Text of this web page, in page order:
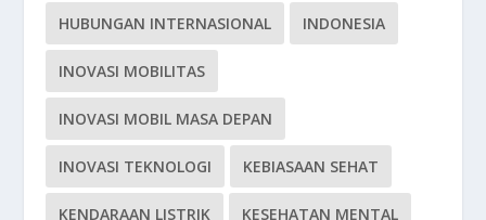
HUBUNGAN INTERNASIONAL INDONESIA
INOVASI MOBILITAS
INOVASI MOBIL MASA DEPAN
INOVASI TEKNOLOGI KEBIASAAN SEHAT
KENDARAAN LISTRIK KESEHATAN MENTAL